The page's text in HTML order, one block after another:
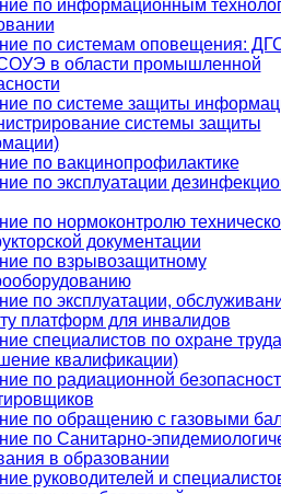
по информационным
по системам оповещения:
в области промышленной
по системе защиты
системы защиты
по вакцинопрофилактике
по эксплуатации
по нормоконтролю
документации
по взрывозащитному
по эксплуатации,
платформ для инвалидов
специалистов по охране труда
квалификации)
по радиационной
по обращению с газовыми
по Санитарно-
в образовании
руководителей и